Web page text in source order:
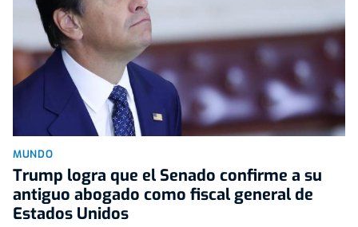
MUNDO
Trump logra que el Senado confirme a su
antiguo abogado como fiscal general de
Estados Unidos